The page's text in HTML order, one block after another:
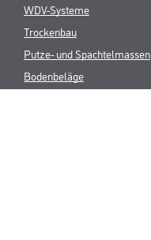
WDV-Systeme
Trockenbau
Putze- und Spachtelmassen
Bodenbeläge